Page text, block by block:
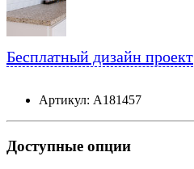
Бесплатный дизайн проект
Артикул: А181457
Доступные опции